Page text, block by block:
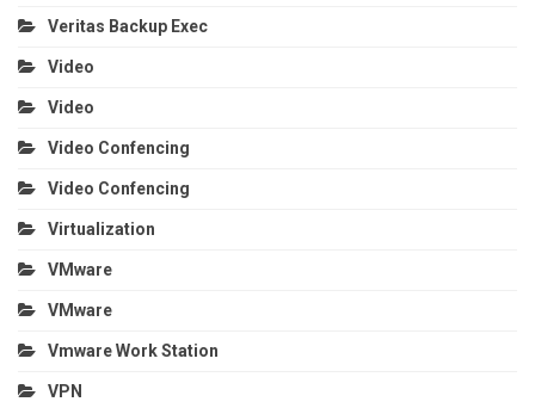
Veritas Backup Exec
Video
Video
Video Confencing
Video Confencing
Virtualization
VMware
VMware
Vmware Work Station
VPN